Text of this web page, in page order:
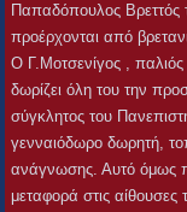
Παπαδόπουλος Βρεττός
προέρχονται από
Ο Γ.Μοτσενίγος ,
δωρίζει όλη του την
σύγκλητος του
γενναιόδωρο δωρητή,
ανάγνωσης. Αυτό όμως
μεταφορά στις αίθουσες